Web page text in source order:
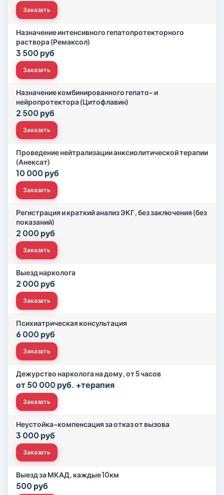
Заказать
Назначение интенсивного гепатопротекторного
раствора (Ремаксол)
3 500 руб
Заказать
Назначение комбинированного гепато- и
нейропротектора (Цитофлавин)
2 500 руб
Заказать
Проведение нейтрализации анксиолитической терапии
(Анексат)
10 000 руб
Заказать
Регистрация и краткий анализ ЭКГ, без заключения (без
показаний)
2 000 руб
Заказать
Выезд нарколога
2 000 руб
Заказать
Психиатрическая консультация
6 000 руб
Заказать
Дежурство нарколога на дому, от 5 часов
от 50 000 руб. +терапия
Заказать
Неустойка-компенсация за отказ от вызова
3 000 руб
Заказать
Выезд за МКАД, каждые 10км
500 руб